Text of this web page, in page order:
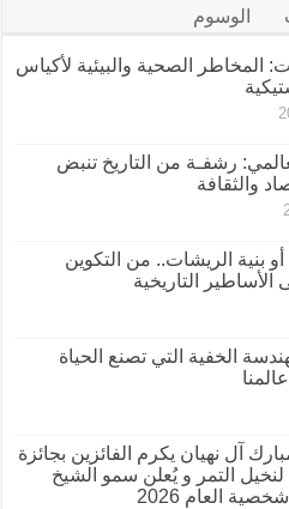
الوسوم
المخاطر الصحية والبيئية لأكياس
رشفـة من التاريخ تنبض
والثقافة
بنية الريشات.. من التكوين
الأساطير التاريخية
الخفية التي تصنع الحياة
آل نهيان يكرم الفائزين بجائزة
لنخيل التمر و يُعلن سمو الشيخ
العام 2026